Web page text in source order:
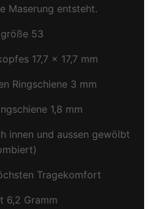
Maserung entsteht.
53
17,7 x 17,7 mm
Ringschiene 3 mm
1,8 mm
innen und aussen gewölbt
Tragekomfort
6,2 Gramm